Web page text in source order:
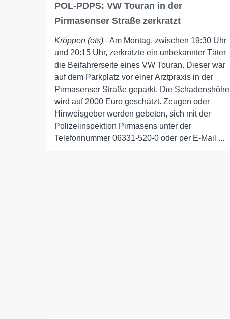
POL-PDPS: VW Touran in der
Pirmasenser Straße zerkratzt
Kröppen (ots) - Am Montag, zwischen 19:30 Uhr
und 20:15 Uhr, zerkratzte ein unbekannter Täter
die Beifahrerseite eines VW Touran. Dieser war
auf dem Parkplatz vor einer Arztpraxis in der
Pirmasenser Straße geparkt. Die Schadenshöhe
wird auf 2000 Euro geschätzt. Zeugen oder
Hinweisgeber werden gebeten, sich mit der
Polizeiinspektion Pirmasens unter der
Telefonnummer 06331-520-0 oder per E-Mail ...